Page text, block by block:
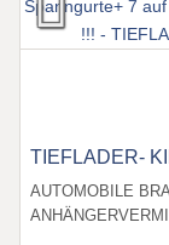
TIEFLADER-
AUTOMOBILE